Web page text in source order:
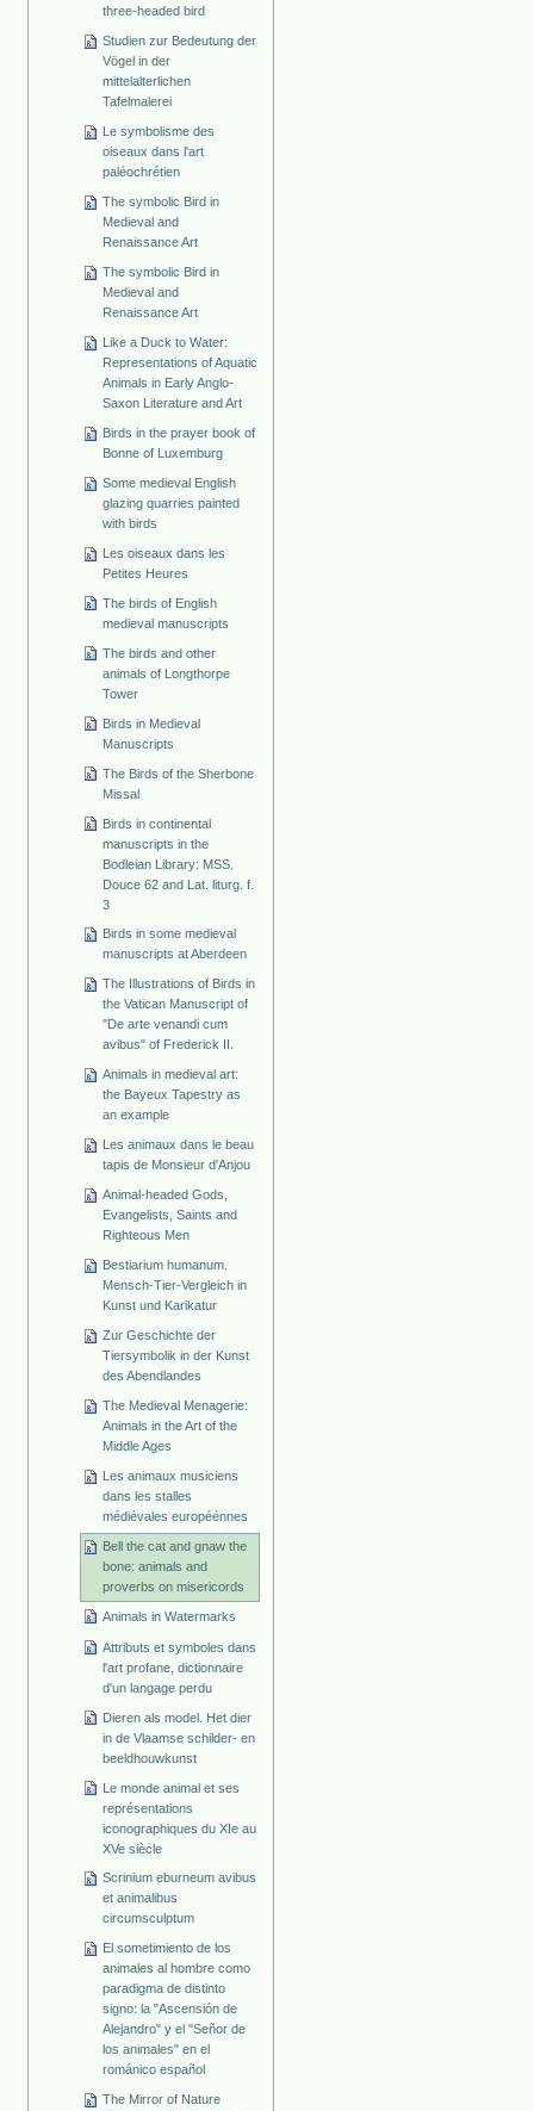
three-headed bird
Studien zur Bedeutung der
Vögel in der
mittelalterlichen
Tafelmalerei
Le symbolisme des
oiseaux dans l'art
paléochrétien
The symbolic Bird in
Medieval and
Renaissance Art
The symbolic Bird in
Medieval and
Renaissance Art
Like a Duck to Water:
Representations of Aquatic
Animals in Early Anglo-
Saxon Literature and Art
Birds in the prayer book of
Bonne of Luxemburg
Some medieval English
glazing quarries painted
with birds
Les oiseaux dans les
Petites Heures
The birds of English
medieval manuscripts
The birds and other
animals of Longthorpe
Tower
Birds in Medieval
Manuscripts
The Birds of the Sherbone
Missal
Birds in continental
manuscripts in the
Bodleian Library: MSS.
Douce 62 and Lat. liturg. f.
3
Birds in some medieval
manuscripts at Aberdeen
The Illustrations of Birds in
the Vatican Manuscript of
"De arte venandi cum
avibus" of Frederick II.
Animals in medieval art:
the Bayeux Tapestry as
an example
Les animaux dans le beau
tapis de Monsieur d'Anjou
Animal-headed Gods,
Evangelists, Saints and
Righteous Men
Bestiarium humanum.
Mensch-Tier-Vergleich in
Kunst und Karikatur
Zur Geschichte der
Tiersymbolik in der Kunst
des Abendlandes
The Medieval Menagerie:
Animals in the Art of the
Middle Ages
Les animaux musiciens
dans les stalles
médiévales européénnes
Bell the cat and gnaw the
bone: animals and
proverbs on misericords
Animals in Watermarks
Attributs et symboles dans
l'art profane, dictionnaire
d'un langage perdu
Dieren als model. Het dier
in de Vlaamse schilder- en
beeldhouwkunst
Le monde animal et ses
représentations
iconographiques du XIe au
XVe siècle
Scrinium eburneum avibus
et animalibus
circumsculptum
El sometimiento de los
animales al hombre como
paradigma de distinto
signo: la "Ascensión de
Alejandro" y el "Señor de
los animales" en el
románico español
The Mirror of Nature